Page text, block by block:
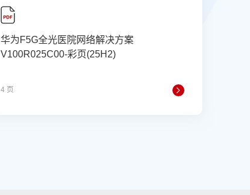
华为F5G全光医院网络解决方案
V100R025C00-彩页(25H2)
4 页